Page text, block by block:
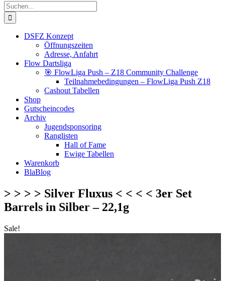
Suche
nach:
DSFZ Konzept
Öffnungszeiten
Adresse, Anfahrt
Flow Dartsliga
🎯 FlowLiga Push – Z18 Community Challenge
Teilnahmebedingungen – FlowLiga Push Z18
Cashout Tabellen
Shop
Gutscheincodes
Archiv
Jugendsponsoring
Ranglisten
Hall of Fame
Ewige Tabellen
Warenkorb
BlaBlog
> > > > Silver Fluxus < < < < 3er Set
Barrels in Silber – 22,1g
Sale!